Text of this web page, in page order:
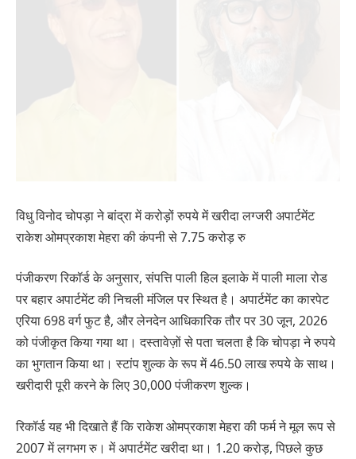
विधु विनोद चोपड़ा ने बांद्रा में करोड़ों रुपये में खरीदा लग्जरी अपार्टमेंट
राकेश ओमप्रकाश मेहरा की कंपनी से 7.75 करोड़ रु
पंजीकरण रिकॉर्ड के अनुसार, संपत्ति पाली हिल इलाके में पाली माला रोड
पर बहार अपार्टमेंट की निचली मंजिल पर स्थित है। अपार्टमेंट का कारपेट
एरिया 698 वर्ग फुट है, और लेनदेन आधिकारिक तौर पर 30 जून, 2026
को पंजीकृत किया गया था। दस्तावेज़ों से पता चलता है कि चोपड़ा ने रुपये
का भुगतान किया था। स्टांप शुल्क के रूप में 46.50 लाख रुपये के साथ।
खरीदारी पूरी करने के लिए 30,000 पंजीकरण शुल्क।
रिकॉर्ड यह भी दिखाते हैं कि राकेश ओमप्रकाश मेहरा की फर्म ने मूल रूप से
2007 में लगभग रु। में अपार्टमेंट खरीदा था। 1.20 करोड़, पिछले कुछ